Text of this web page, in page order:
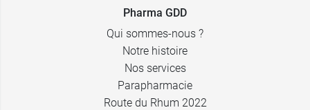
Pharma GDD
Qui sommes-nous ?
Notre histoire
Nos services
Parapharmacie
Route du Rhum 2022